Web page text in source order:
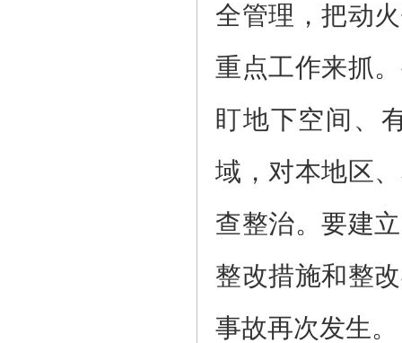
全管理，把动
重点工作来抓
盯地下空间、
域，对本地区
查整治。要建
整改措施和整
事故再次发生。